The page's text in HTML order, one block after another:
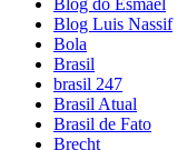
Blog do Esmael
Blog Luis Nassif
Bola
Brasil
brasil 247
Brasil Atual
Brasil de Fato
Brecht